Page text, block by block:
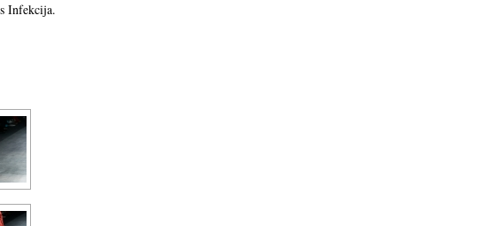
Infekcija.